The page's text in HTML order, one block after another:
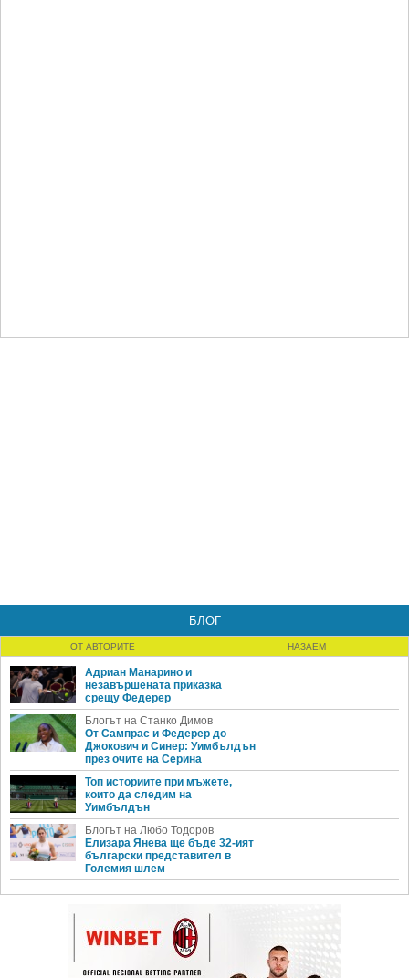
БЛОГ
ОТ АВТОРИТЕ НАЗАЕМ
Адриан Манарино и
незавършената приказка
срещу Федерер
Блогът на Станко Димов
От Сампрас и Федерер до
Джокович и Синер: Уимбълдън
през очите на Серина
Топ историите при мъжете,
които да следим на
Уимбълдън
Блогът на Любо Тодоров
Елизара Янева ще бъде 32-ият
български представител в
Големия шлем